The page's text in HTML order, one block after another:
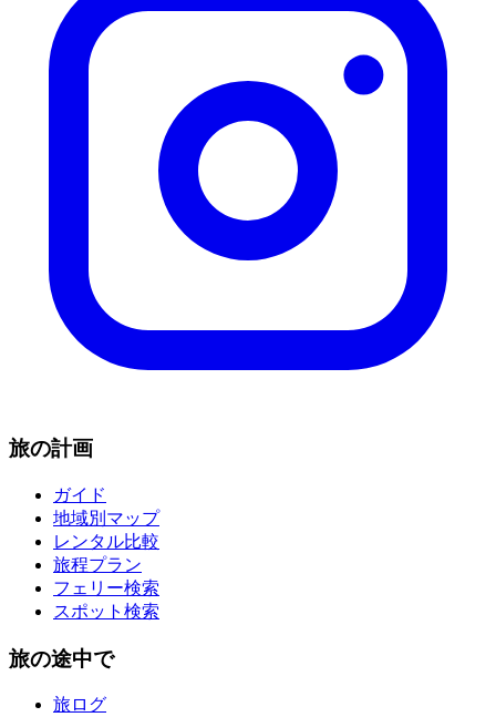
旅の計画
ガイド
地域別マップ
レンタル比較
旅程プラン
フェリー検索
スポット検索
旅の途中で
旅ログ